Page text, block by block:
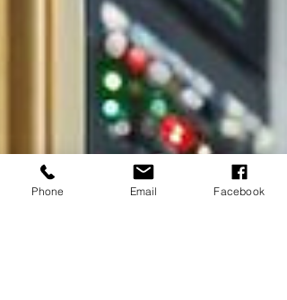
Phone Email Facebook